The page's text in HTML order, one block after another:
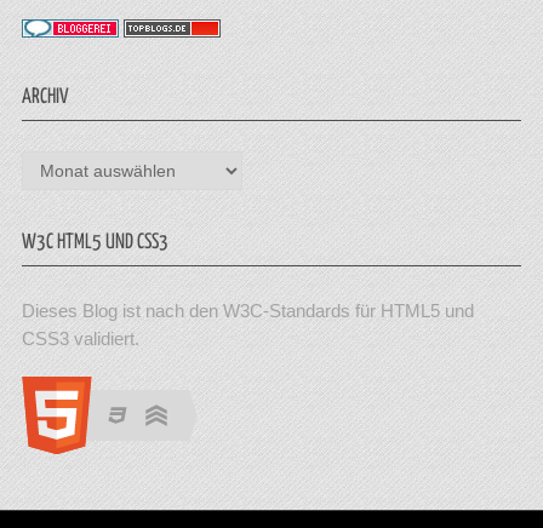
ARCHIV
Archiv
W3C HTML5 UND CSS3
Dieses Blog ist nach den W3C-Standards für HTML5 und
CSS3 validiert.